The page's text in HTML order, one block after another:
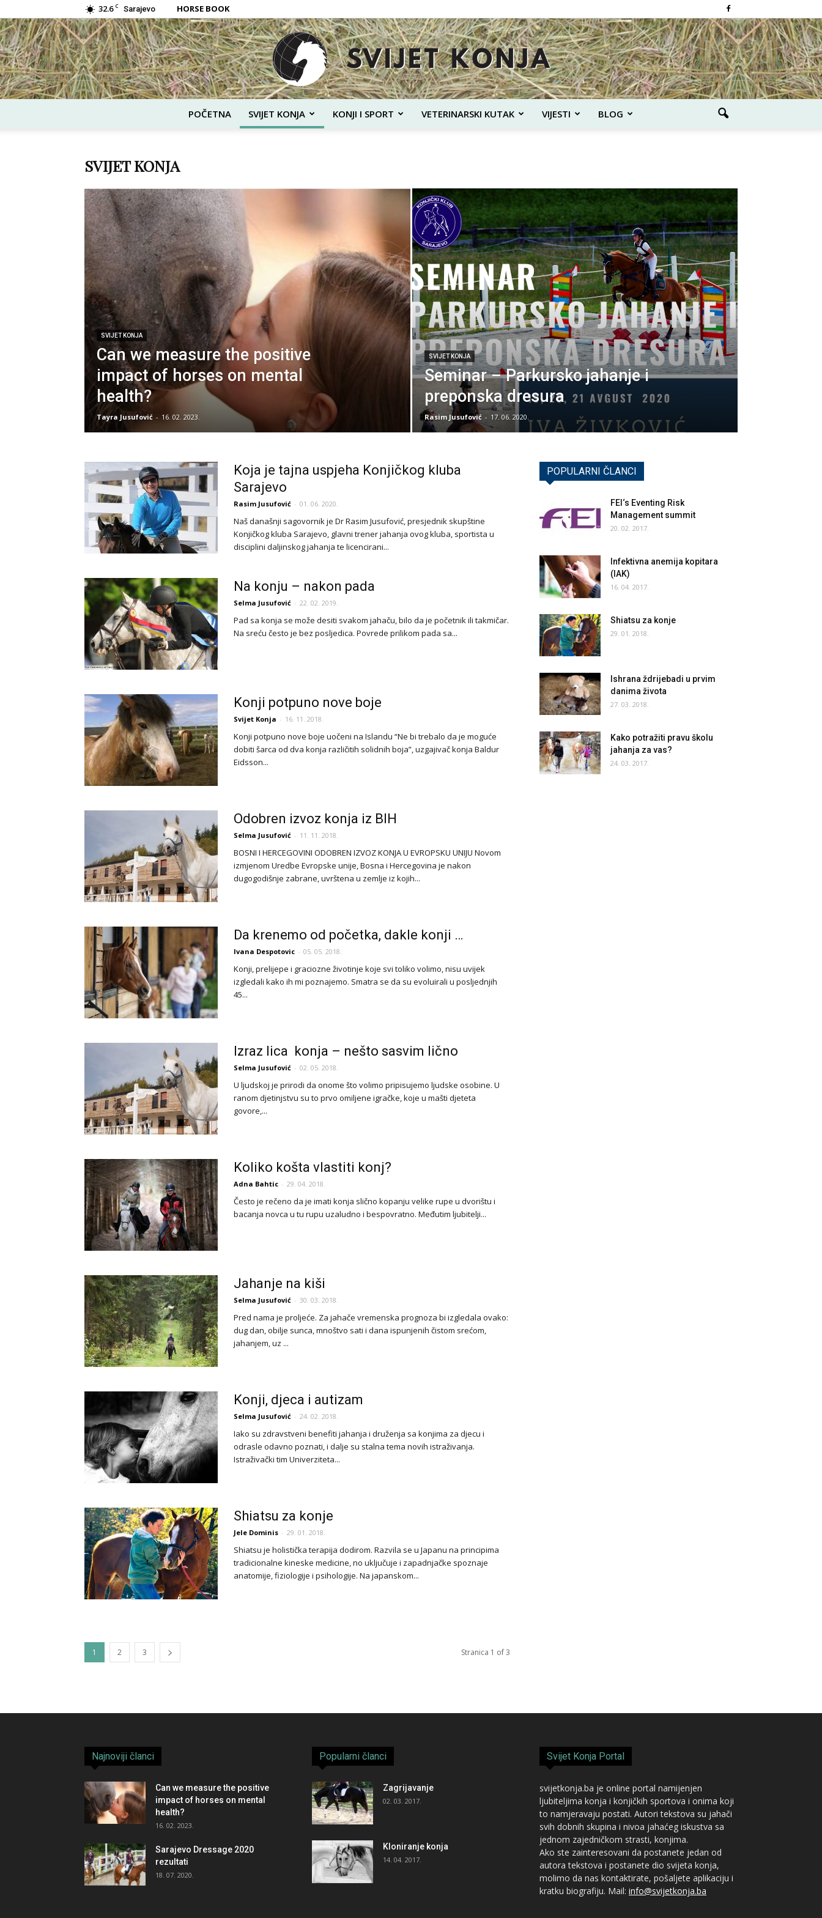
32.6 C Sarajevo HORSE BOOK
Konja
POČETNA SVIJET KONJA KONJI I SPORT VETERINARSKI KUTAK VIJESTI BLOG
SVIJET KONJA
SVIJET KONJA
Can we measure the positive
impact of horses on mental
health?
Tayra Jusufović - 16. 02. 2023.
SVIJET KONJA
Seminar – Parkursko jahanje i
preponska dresura
Rasim Jusufović - 17. 06. 2020.
Koja je tajna uspjeha Konjičkog kluba
Sarajevo
Rasim Jusufović - 01. 06. 2020.
Naš današnji sagovornik je Dr Rasim Jusufović, presjednik skupštine
Konjičkog kluba Sarajevo, glavni trener jahanja ovog kluba, sportista u
disciplini daljinskog jahanja te licencirani...
Na konju – nakon pada
Selma Jusufović - 22. 02. 2019.
Pad sa konja se može desiti svakom jahaču, bilo da je početnik ili takmičar.
Na sreću često je bez posljedica. Povrede prilikom pada sa...
Konji potpuno nove boje
Svijet Konja - 16. 11. 2018.
Konji potpuno nove boje uočeni na Islandu “Ne bi trebalo da je moguće
dobiti šarca od dva konja različitih solidnih boja”, uzgajivač konja Baldur
Eidsson...
Odobren izvoz konja iz BIH
Selma Jusufović - 11. 11. 2018.
BOSNI I HERCEGOVINI ODOBREN IZVOZ KONJA U EVROPSKU UNIJU Novom
izmjenom Uredbe Evropske unije, Bosna i Hercegovina je nakon
dugogodišnje zabrane, uvrštena u zemlje iz kojih...
Da krenemo od početka, dakle konji …
Ivana Despotovic - 05. 05. 2018.
Konji, prelijepe i graciozne životinje koje svi toliko volimo, nisu uvijek
izgledali kako ih mi poznajemo. Smatra se da su evoluirali u posljednjih
45...
Izraz lica konja – nešto sasvim lično
Selma Jusufović - 02. 05. 2018.
U ljudskoj je prirodi da onome što volimo pripisujemo ljudske osobine. U
ranom djetinjstvu su to prvo omiljene igračke, koje u mašti djeteta
govore,...
Koliko košta vlastiti konj?
Adna Bahtic - 29. 04. 2018.
Često je rečeno da je imati konja slično kopanju velike rupe u dvorištu i
bacanja novca u tu rupu uzaludno i bespovratno. Međutim ljubitelji...
Jahanje na kiši
Selma Jusufović - 30. 03. 2018.
Pred nama je proljeće. Za jahače vremenska prognoza bi izgledala ovako:
dug dan, obilje sunca, mnoštvo sati i dana ispunjenih čistom srećom,
jahanjem, uz ...
Konji, djeca i autizam
Selma Jusufović - 24. 02. 2018.
Iako su zdravstveni benefiti jahanja i druženja sa konjima za djecu i
odrasle odavno poznati, i dalje su stalna tema novih istraživanja.
Istraživački tim Univerziteta...
Shiatsu za konje
Jele Dominis - 29. 01. 2018.
Shiatsu je holistička terapija dodirom. Razvila se u Japanu na principima
tradicionalne kineske medicine, no uključuje i zapadnjačke spoznaje
anatomije, fiziologije i psihologije. Na japanskom...
1 2 3 Stranica 1 of 3
POPULARNI ČLANCI
FEI‘s Eventing Risk
Management summit
20. 02. 2017.
Infektivna anemija kopitara
(IAK)
16. 04. 2017.
Shiatsu za konje
29. 01. 2018.
Ishrana ždrijebadi u prvim
danima života
27. 03. 2018.
Kako potražiti pravu školu
jahanja za vas?
24. 03. 2017.
Najnoviji članci
Can we measure the positive
impact of horses on mental
health?
16. 02. 2023.
Sarajevo Dressage 2020
rezultati
18. 07. 2020.
Popularni članci
Zagrijavanje
02. 03. 2017.
Kloniranje konja
14. 04. 2017.
Svijet Konja Portal
svijetkonja.ba je online portal namijenjen
ljubiteljima konja i konjičkih sportova i onima koji
to namjeravaju postati. Autori tekstova su jahači
svih dobnih skupina i nivoa jahaćeg iskustva sa
jednom zajedničkom strasti, konjima.
Ako ste zainteresovani da postanete jedan od
autora tekstova i postanete dio svijeta konja,
molimo da nas kontaktirate, pošaljete aplikaciju i
kratku biografiju. Mail: info@svijetkonja.ba